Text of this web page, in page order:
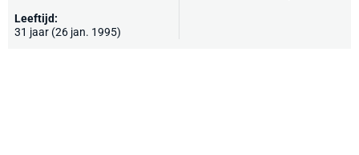
Leeftijd:
31 jaar (26 jan. 1995)